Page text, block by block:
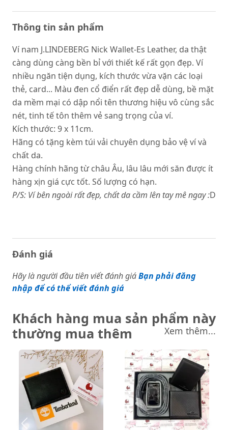
Thông tin sản phẩm
Ví nam J.LINDEBERG Nick Wallet-Es Leather, da thật
càng dùng càng bền bỉ với thiết kế rất gọn đẹp. Ví
nhiều ngăn tiện dụng, kích thước vừa vặn các loại
thẻ, card... Màu đen cổ điển rất đẹp dễ dùng, bề mặt
da mềm mại có dập nổi tên thương hiệu vô cùng sắc
nét, tinh tế tôn thêm vẻ sang trọng của ví.
Kích thước: 9 x 11cm.
Hãng có tặng kèm túi vải chuyên dụng bảo vệ ví và
chất da.
Hàng chính hãng từ châu Âu, lâu lâu mới săn được ít
hàng xịn giá cực tốt. Số lượng có hạn.
P/S: Ví bên ngoài rất đẹp, chất da cầm lên tay mê ngay :D
Đánh giá
Hãy là người đầu tiên viết đánh giáBạn phải đăng
nhập để có thể viết đánh giá
Khách hàng mua sản phẩm này
thường mua thêm
Xem thêm...